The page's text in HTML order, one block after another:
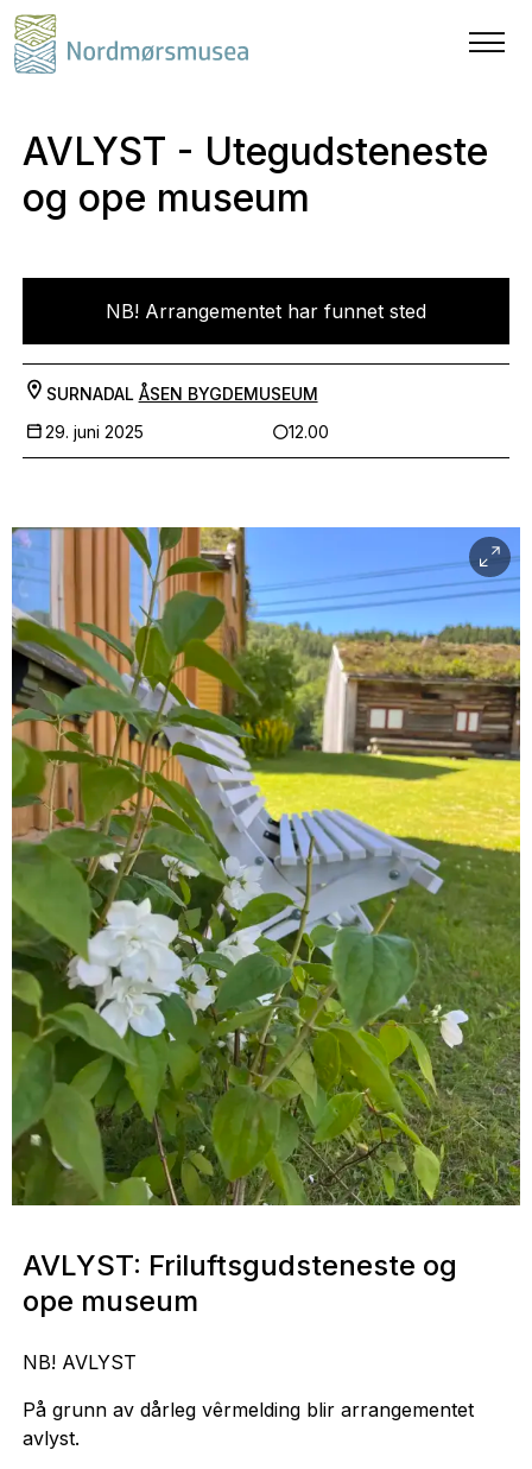
AVLYST - Utegudsteneste
og ope museum
NB! Arrangementet har funnet sted
SURNADAL ÅSEN BYGDEMUSEUM
29. juni 2025
12.00
AVLYST: Friluftsgudsteneste og
ope museum
NB! AVLYST
På grunn av dårleg vêrmelding blir arrangementet
avlyst.